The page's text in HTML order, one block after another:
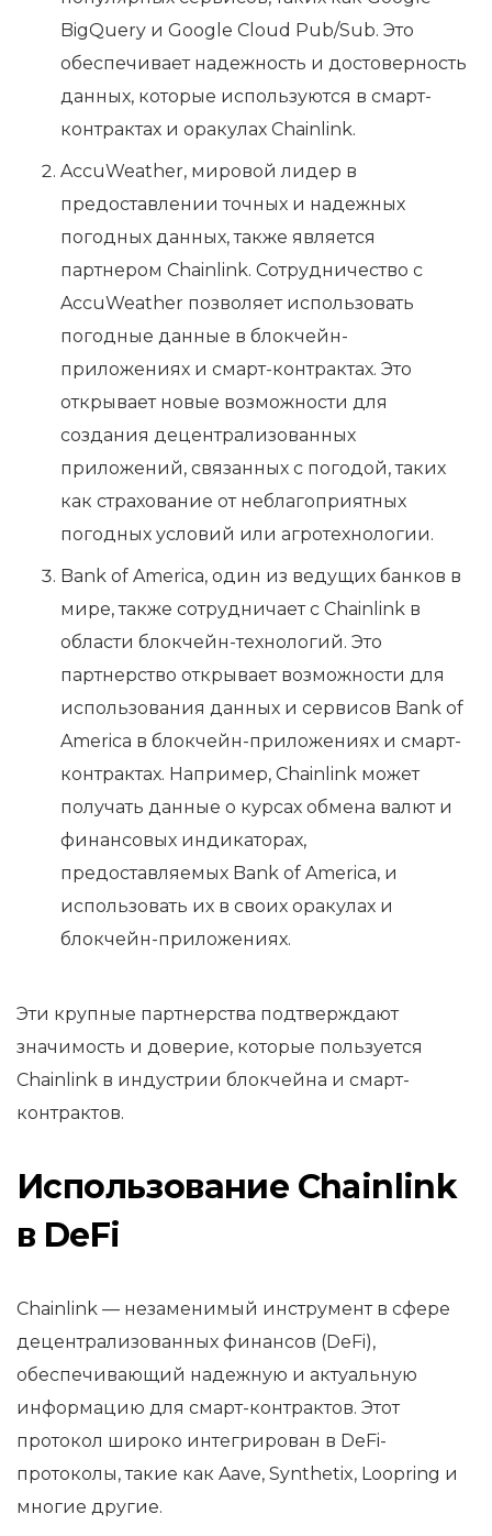
BigQuery и Google Cloud Pub/Sub. Это
обеспечивает надежность и достоверность
данных, которые используются в смарт-
контрактах и оракулах Chainlink.
AccuWeather, мировой лидер в
предоставлении точных и надежных
погодных данных, также является
партнером Chainlink. Сотрудничество с
AccuWeather позволяет использовать
погодные данные в блокчейн-
приложениях и смарт-контрактах. Это
открывает новые возможности для
создания децентрализованных
приложений, связанных с погодой, таких
как страхование от неблагоприятных
погодных условий или агротехнологии.
Bank of America, один из ведущих банков в
мире, также сотрудничает с Chainlink в
области блокчейн-технологий. Это
партнерство открывает возможности для
использования данных и сервисов Bank of
America в блокчейн-приложениях и смарт-
контрактах. Например, Chainlink может
получать данные о курсах обмена валют и
финансовых индикаторах,
предоставляемых Bank of America, и
использовать их в своих оракулах и
блокчейн-приложениях.
Эти крупные партнерства подтверждают
значимость и доверие, которые пользуется
Chainlink в индустрии блокчейна и смарт-
контрактов.
Использование Chainlink
в DeFi
Chainlink — незаменимый инструмент в сфере
децентрализованных финансов (DeFi),
обеспечивающий надежную и актуальную
информацию для смарт-контрактов. Этот
протокол широко интегрирован в DeFi-
протоколы, такие как Aave, Synthetix, Loopring и
многие другие.